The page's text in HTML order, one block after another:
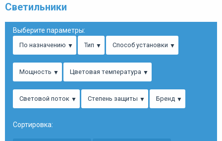
Светильники
Выберите параметры:
По назначению Тип Способ установки
Мощность Цветовая температура
Световой поток Степень защиты Бренд
Сортировка: